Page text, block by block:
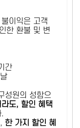
이익은 고객
한 환불 및 변
간
성원의 성함으
도, 할인 혜택
한 가지 할인 혜